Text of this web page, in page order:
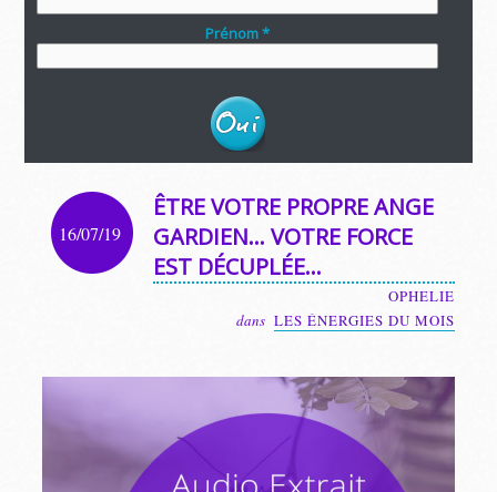
Prénom *
16/07/19
ÊTRE VOTRE PROPRE ANGE
GARDIEN… VOTRE FORCE
EST DÉCUPLÉE…
OPHELIE
dans LES ÉNERGIES DU MOIS